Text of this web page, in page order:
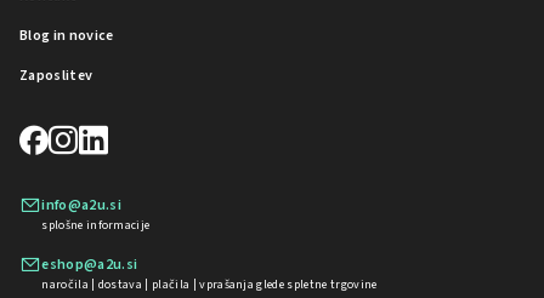
Blog in novice
Zaposlitev
info@a2u.si
splošne informacije
eshop@a2u.si
naročila | dostava | plačila | vprašanja glede spletne trgovine